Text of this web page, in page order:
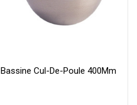
Bassine Cul-De-Poule 400Mm